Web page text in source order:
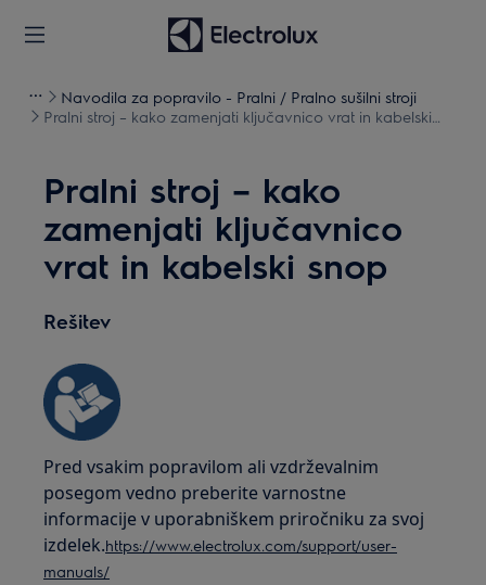
Navodila za popravilo - Pralni / Pralno sušilni stroji
Pralni stroj – kako zamenjati ključavnico vrat in kabelski
Pralni stroj – kako
zamenjati ključavnico
vrat in kabelski snop
Rešitev
Pred vsakim popravilom ali vzdrževalnim
posegom vedno preberite varnostne
informacije v uporabniškem priročniku za svoj
izdelek.https://www.electrolux.com/support/user-
manuals/